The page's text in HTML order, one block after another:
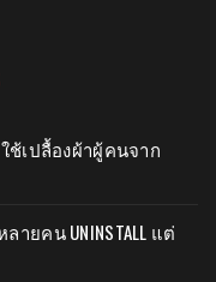
ใช้เปลื้องผ้าผู้คนจาก
ลายคน UNINSTALL แต่